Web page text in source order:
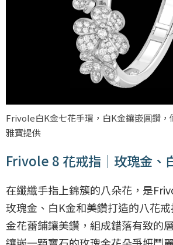
Frivole白K金七花手環，白K金鑲嵌圓鑽，
雅寶提供
Frivole 8 花戒指｜玫瑰金、
在纖纖手指上錦簇的八朵花，是
玫瑰金、白K金和美鑽打造的八花
金花蕾鋪鑲美鑽，組成錯落有致的